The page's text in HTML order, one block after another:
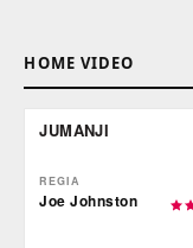
HOME VIDEO
JUMANJI
REGIA
Joe Johnston